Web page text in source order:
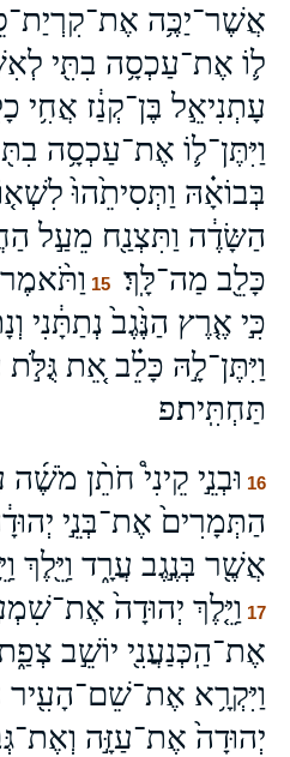
אֲשֶׁר־יַכֶּ֥ה
ל֛וֹ אֶת־עַכְסָ֥ה בִתִּ֖י
עָתְנִיאֵ֣ל בֶּן־קְנַ֔ז אֲחִ֥י
וַיִּתֶּן־ל֛וֹ אֶת־עַכְסָ֥ה
בְּבוֹאָ֗הּ וַתְּסִיתֵ֙הוּ֙
הַשָּׂדֶ֔ה וַתִּצְנַ֖ח מֵעַ֣ל
כָּלֵ֖ב מַה־לָּֽךְ׃
15
כִּ֣י אֶ֤רֶץ הַנֶּ֙גֶב֙ נְתַתָּ֔נִי
וַיִּתֶּן־לָ֣הּ כָּלֵ֗ב אֵ֚ת
תַּחְתִּֽית׃פ
16 וּבְנֵ֣י קֵינִי֩ חֹתֵ֨ן
הַתְּמָרִים֙ אֶת־בְּנֵ֣י
אֲשֶׁ֖ר בְּנֶ֣גֶב עֲרָ֑ד וַיֵּ֖לֶךְ
17 וַיֵּ֤לֶךְ יְהוּדָה֙
אֶת־הַֽכְּנַעֲנִ֖י יוֹשֵׁ֣ב
וַיִּקְרָ֥א אֶת־שֵׁם־הָעִ֖יר
יְהוּדָה֙ אֶת־עַזָּ֣ה